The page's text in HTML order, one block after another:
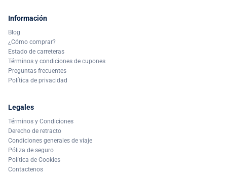
Información
Blog
¿Cómo comprar?
Estado de carreteras
Términos y condiciones de cupones
Preguntas frecuentes
Política de privacidad
Legales
Términos y Condiciones
Derecho de retracto
Condiciones generales de viaje
Póliza de seguro
Política de Cookies
Contactenos